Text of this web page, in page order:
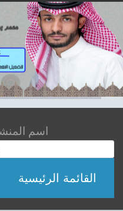
القائمة الرئيسية